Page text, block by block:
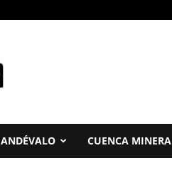
ANDÉVALO CUENCA MINERA